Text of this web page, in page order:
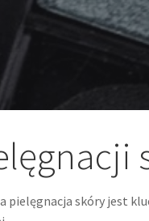
pielęgnacja skóry jest